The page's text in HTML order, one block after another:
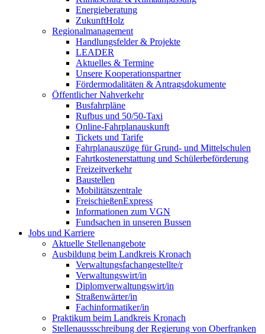
Energieberatung
ZukunftHolz
Regionalmanagement
Handlungsfelder & Projekte
LEADER
Aktuelles & Termine
Unsere Kooperationspartner
Fördermodalitäten & Antragsdokumente
Öffentlicher Nahverkehr
Busfahrpläne
Rufbus und 50/50-Taxi
Online-Fahrplanauskunft
Tickets und Tarife
Fahrplanauszüge für Grund- und Mittelschulen
Fahrtkostenerstattung und Schülerbeförderung
Freizeitverkehr
Baustellen
Mobilitätszentrale
FreischießenExpress
Informationen zum VGN
Fundsachen in unseren Bussen
Jobs und Karriere
Aktuelle Stellenangebote
Ausbildung beim Landkreis Kronach
Verwaltungsfachangestellte/r
Verwaltungswirt/in
Diplomverwaltungswirt/in
Straßenwärter/in
Fachinformatiker/in
Praktikum beim Landkreis Kronach
Stellenaussschreibung der Regierung von Oberfranken